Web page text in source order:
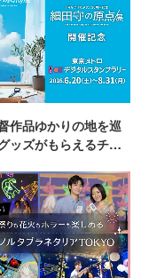
日のみ営業
舗までお問合せい
確認ください。
作品ゆかりの地を巡
ッズがもらえるチャ